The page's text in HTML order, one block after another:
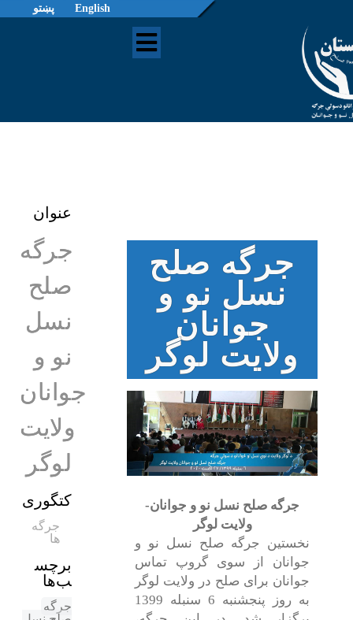
پښتو English
عنوان
جرگه
صلح
نسل
نو و
جوانان
ولایت
لوگر
کتگوری
جرگه
ها
برچس
ب‌ها
جرگه
جرگه صلح
نسل نو و
جوانان
ولایت لوگر
جرگه صلح نسل نو و جوانان-
ولایت لوگر
نخستین جرگه صلح نسل نو و
جوانان از سوی گروپ تماس
جوانان برای صلح در ولایت لوگر
به روز پنجشنبه 6 سنبله 1399